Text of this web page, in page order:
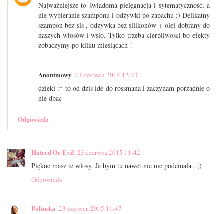
Najważniejsze to świadoma pielęgnacja i sytematyczność, a
nie wybieranie szamponu i odżywki po zapachu :) Delikatny
szampon bez sls , odzywka bez silikonów + olej dobrany do
naszych włosów i wsio. Tylko trzeba cierpliwosci bo efekty
zobaczymy po kilku miesiącach !
Anonimowy 23 czerwca 2015 12:23
dzieki :* to od dzis ide do rossmana i zaczynam porzadnie o
nie dbac
Odpowiedz
Hatred Or Evil 23 czerwca 2015 11:42
Piękne masz te włosy. Ja bym tu nawet nic nie podcinała.. ;)
Odpowiedz
Polinska 23 czerwca 2015 11:47